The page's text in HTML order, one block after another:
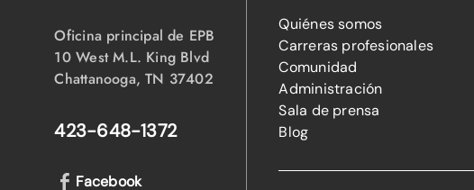
Oficina principal de EPB
10 West M.L. King Blvd
Chattanooga, TN 37402
423-648-1372
Quiénes somos
Carreras profesionales
Comunidad
Administración
Sala de prensa
Blog
Facebook